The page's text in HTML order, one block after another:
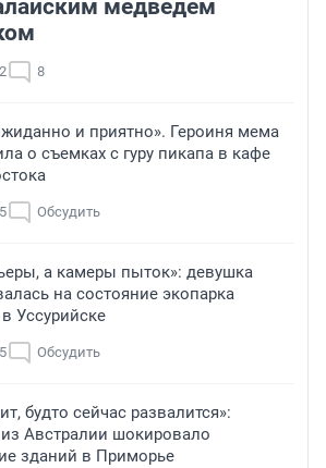
медведем
8
и приятно». Героиня мема
о съемках с гуру пикапа в кафе
Обсудить
а камеры пыток»: девушка
на состояние экопарка
Уссурийске
Обсудить
будто сейчас развалится»:
из Австралии шокировало
зданий в Приморье